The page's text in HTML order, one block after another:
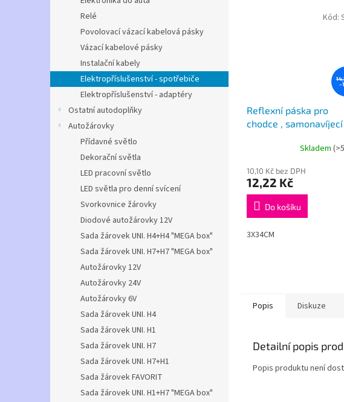
Relé
Povolovací vázací kabelová pásky
Vázací kabelové pásky
Instalační kabely
Elektropříslušenství - spotřebiče
Elektropříslušenství - adaptéry
Ostatní autodoplňky
Autožárovky
Přídavné světlo
Dekorační světla
LED pracovní světlo
LED světla pro denní svícení
Svorkovnice žárovky
Diodové autožárovky 12V
Sada žárovek UNI. H4+H4 "MEGA box"
Sada žárovek UNI. H7+H7 "MEGA box"
Autožárovky 12V
Autožárovky 24V
Autožárovky 6V
Sada žárovek UNI. H4
Sada žárovek UNI. H1
Sada žárovek UNI. H7
Sada žárovek UNI. H7+H1
Sada žárovek FAVORIT
Sada žárovek UNI. H1+H7 "MEGA box"
Reflexní páska pro
chodce , samonavíjecí
Skladem
10,10 Kč bez DPH
12,22 Kč
Do košíku
3X34CM
Kód:
Popis Diskuze
Detailní popis
Popis produktu není